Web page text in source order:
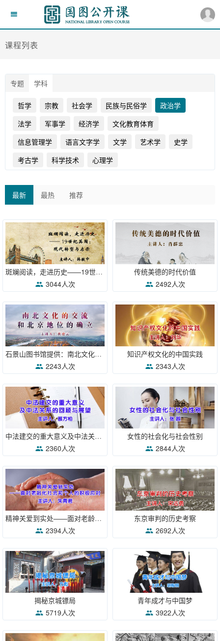
课程列表
专题 学科
哲学 宗教 社会学 民族与民俗学
政治学
法学
军事学 经济学
文化教育体育
信息管理学
语言文字学 文学 艺术学
史学
考古学
科学技术 心理学
最新 最热 推荐
斑斓阅读，走进历史——19世纪英国：现代转型与启示
3044人次
传统美德的时代价值
2492人次
石景山图书馆提供：南北文化的交流和北京地位的确立
2243人次
知识产权文化的中国实践
2343人次
中法建交的重大意义及中法关系的回顾与展望
2360人次
女性的社会化与社会性别
2844人次
精神关爱到实处——面对老龄化社会和个人的积极应对
2394人次
东京审判的历史考察
2692人次
揭秘京城镖局
5719人次
青年成才与中国梦
3922人次